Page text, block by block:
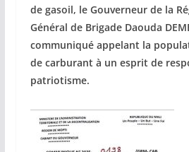
de gasoil, le Gouverneur de la
Général de Brigade Daouda
communiqué appelant la
de carburant à un esprit de
patriotisme.